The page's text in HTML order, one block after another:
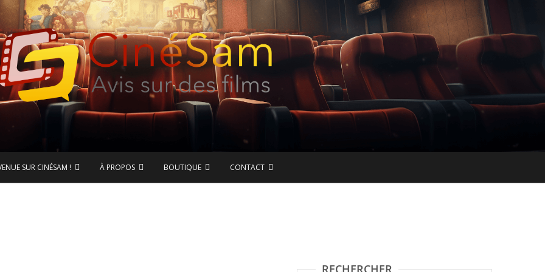
CinéSam
de données CinéSam
SUR CINÉSAM ! À PROPOS BOUTIQUE CONTACT
RECHERCHER